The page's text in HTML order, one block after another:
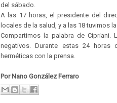
del sábado.
A las 17 horas, el presidente del
locales de la salud, y a las 18 tuvimos
Compartimos la palabra de
negativos. Durante estas 24 horas
herméticas con la prensa.
Por Nano González Ferraro